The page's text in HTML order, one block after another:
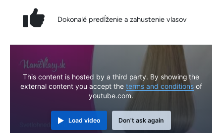
Dokonalé predĺženie a zahustenie vlasov
This content is hosted by a third party. By showing the
external content you accept the terms and conditionsof
youtube.com.
Load video Don't ask again